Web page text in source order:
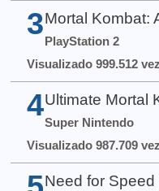
3 Mortal Kombat:
PlayStation 2
Visualizado 999.512
4 Ultimate Mortal
Super Nintendo
Visualizado 987.709
Need for